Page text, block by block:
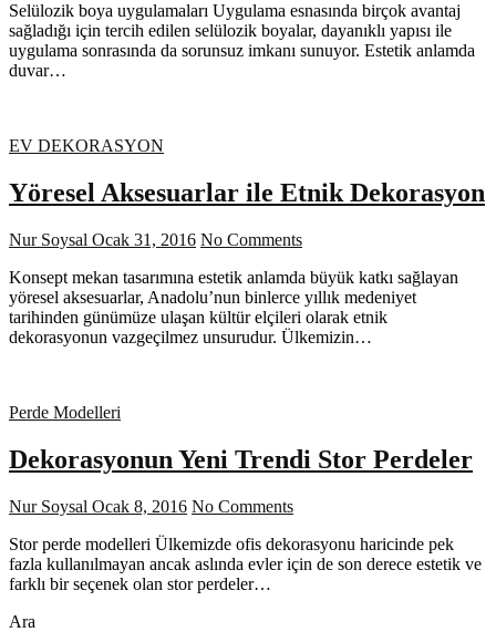
Selülozik boya uygulamaları Uygulama esnasında birçok avantaj
sağladığı için tercih edilen selülozik boyalar, dayanıklı yapısı ile
uygulama sonrasında da sorunsuz imkanı sunuyor. Estetik anlamda
duvar…
EV DEKORASYON
Yöresel Aksesuarlar ile Etnik Dekorasyon
Nur Soysal Ocak 31, 2016 No Comments
Konsept mekan tasarımına estetik anlamda büyük katkı sağlayan
yöresel aksesuarlar, Anadolu’nun binlerce yıllık medeniyet
tarihinden günümüze ulaşan kültür elçileri olarak etnik
dekorasyonun vazgeçilmez unsurudur. Ülkemizin…
Perde Modelleri
Dekorasyonun Yeni Trendi Stor Perdeler
Nur Soysal Ocak 8, 2016 No Comments
Stor perde modelleri Ülkemizde ofis dekorasyonu haricinde pek
fazla kullanılmayan ancak aslında evler için de son derece estetik ve
farklı bir seçenek olan stor perdeler…
Ara